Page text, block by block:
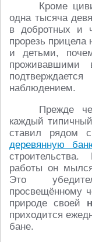
Кроме
одна тысяча
в добротных и
прорезь
и детьми,
проживавшими
наблюдением.
Прежде
каждый
ставил рядом
деревянную
работы он
Это
просвещённому
природе своей
приходится
бане.